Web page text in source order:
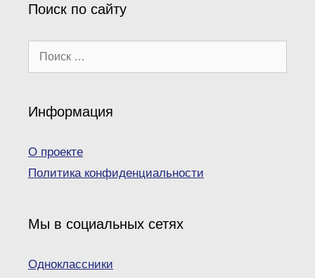
Поиск по сайту
Поиск:
Информация
О проекте
Политика конфиденциальности
Мы в социальных сетях
Одноклассники